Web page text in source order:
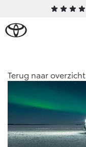
Ons bedrijf
Ons bedrijf
Contact en Route
Modellen
Aygo X
HYBRIDE
Occasions
Terug naar overzicht